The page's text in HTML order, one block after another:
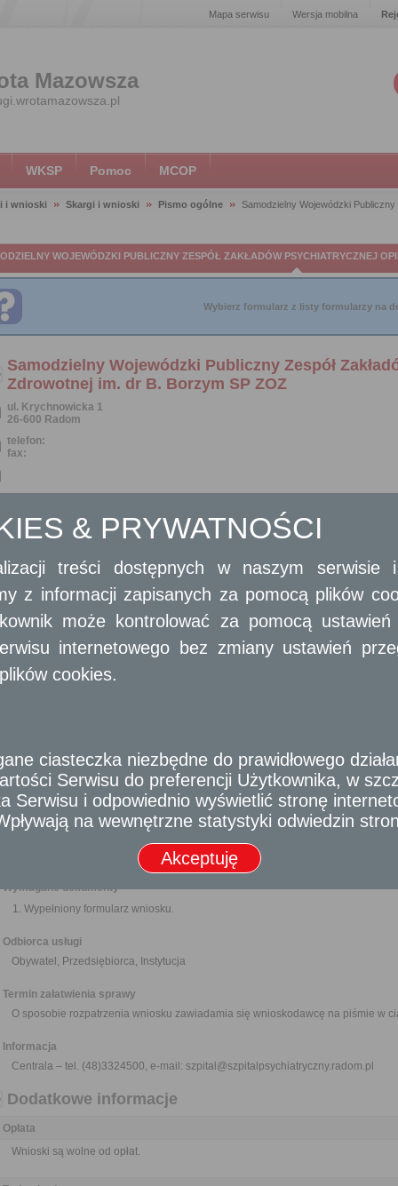
Mapa serwisu Wersja mobilna
Mazowsza
WKSP Pomoc MCOP
i wnioski Skargi i wnioski Pismo ogólne
Samodzielny Wojewódzki
WOJEWÓDZKI PUBLICZNY ZESPÓŁ ZAKŁADÓW PSYCHIATRYCZNEJ
Wybierz formularz z listy formularzy na
Samodzielny Wojewódzki Publiczny Zespół
Zdrowotnej im. dr B. Borzym SP ZOZ
ul. Krychnowicka 1
26-600 Radom
telefon:
fax:
OPIS SZCZEGÓŁOWY USŁUGI
Pismo ogólne
Ogólny opis
Pismo ogólne
Opis skrócony
Każdy obywatel ma prawo do składania wniosków dotyczących między innymi:
lepszego zaspokajania potrzeb ludności.
Wnioski mogą być składane do organów państwowych, organów
samorządowych jednostek organizacyjnych oraz do organizacji i
przez nie zadaniami zleconymi z zakresu administracji publicznej.
Wnioski można składać w interesie publicznym, własnym lub innej osoby za
dostarczenia materiału do publikacji o znamionach wniosku, jeżeli działał w
Wymagane dokumenty
Wypełniony formularz wniosku.
Odbiorca usługi
Obywatel, Przedsiębiorca, Instytucja
Termin załatwienia sprawy
O sposobie rozpatrzenia wniosku zawiadamia się wnioskodawcę na piśmie w
Informacja
Centrala – tel. (48)3324500, e-mail: szpital@szpitalpsychiatryczny.radom.pl
Dodatkowe informacje
Opłata
Wnioski są wolne od opłat.
& PRYWATNOŚCI
treści dostępnych w naszym serwisie
z informacji zapisanych za pomocą plików
może kontrolować za pomocą
internetowego bez zmiany ustawień
cookies.
ciasteczka niezbędne do prawidłowego
Serwisu do preferencji Użytkownika, w
Serwisu i odpowiednio wyświetlić stronę
na wewnętrzne statystyki odwiedzin stron
Akceptuję